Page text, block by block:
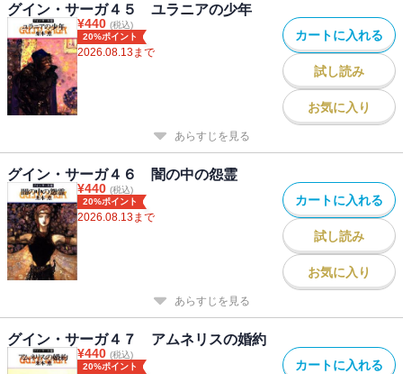
グイン・サーガ４５ ユラニアの少年
¥440 (税込)
20%ポイント
2026.08.13まで
カートに入れる
試し読み
お気に入り
あらすじを見る
グイン・サーガ４６ 闇の中の怨霊
¥440 (税込)
20%ポイント
2026.08.13まで
カートに入れる
試し読み
お気に入り
あらすじを見る
グイン・サーガ４７ アムネリスの婚約
¥440 (税込)
20%ポイント
カートに入れる